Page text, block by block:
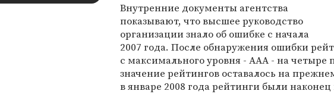
Внутренние документы агентства
показывают, что высшее руководство
организации знало об ошибке с начала
2007 года. После обнаружения ошибки
с максимального уровня - AAA - на
значение рейтингов оставалось на
в январе 2008 года рейтинги были